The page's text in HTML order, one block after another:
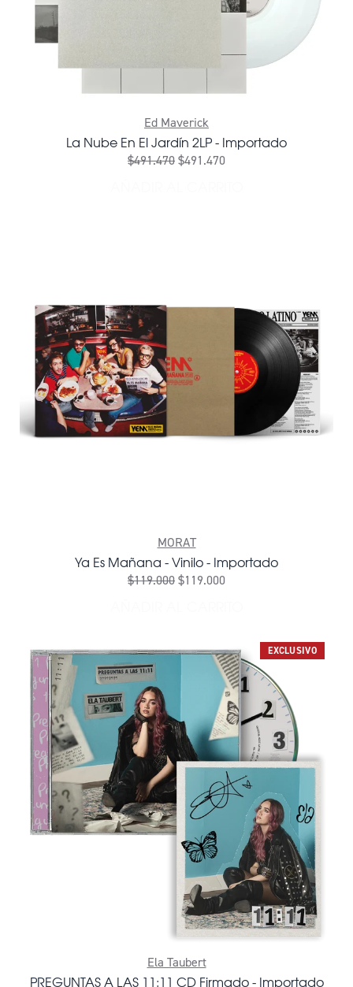
Ed Maverick
La Nube En El Jardín 2LP - Importado
$491.470$491.470
MORAT
Ya Es Mañana - Vinilo - Importado
$119.000$119.000
EXCLUSIVO
Ela Taubert
PREGUNTAS A LAS 11:11 CD Firmado - Importado